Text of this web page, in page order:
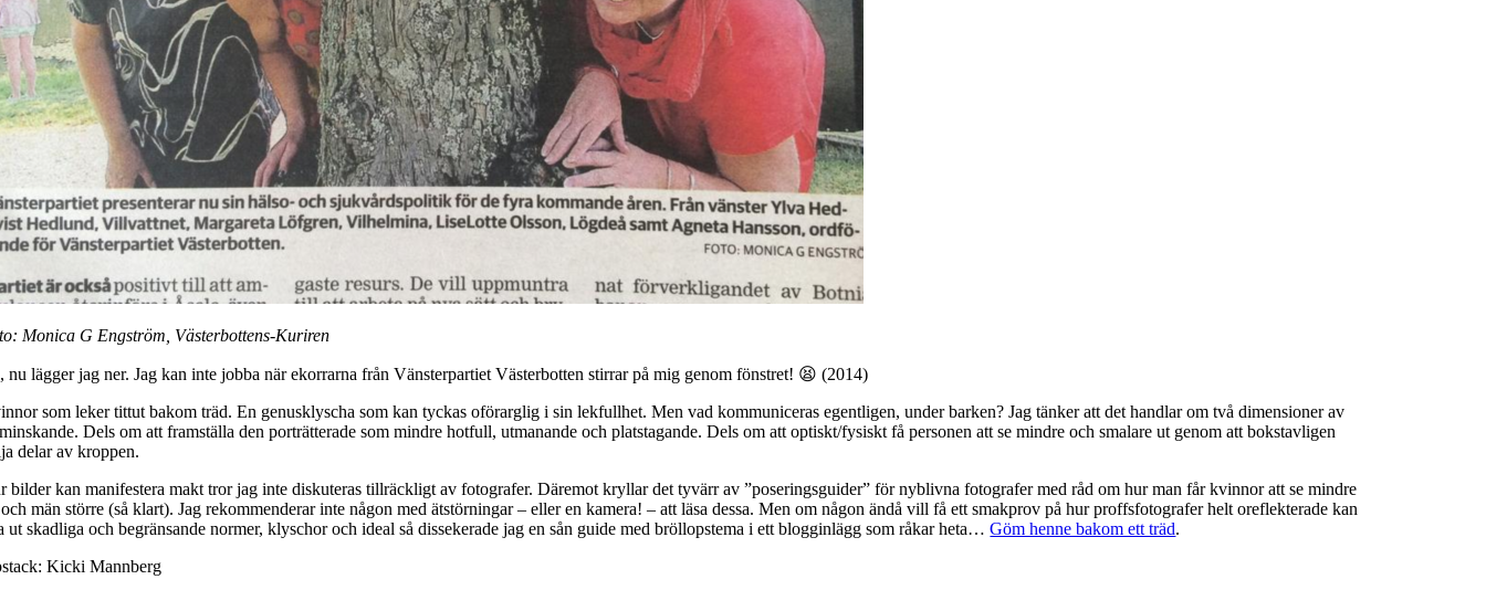
Monica G Engström, Västerbottens-Kuriren
nu lägger jag ner. Jag kan inte jobba när ekorrarna från Vänsterpartiet Västerbotten stirrar på mig genom fönstret! 😫 (2014)
som leker tittut bakom träd. En genusklyscha som kan tyckas oförarglig i sin lekfullhet. Men vad kommuniceras egentligen, under barken? Jag tänker att det handlar om två dimensioner av
Dels om att framställa den porträtterade som mindre hotfull, utmanande och platstagande. Dels om att optiskt/fysiskt få personen att se mindre och smalare ut genom att bokstavligen
delar av kroppen.
bilder kan manifestera makt tror jag inte diskuteras tillräckligt av fotografer. Däremot kryllar det tyvärr av ”poseringsguider” för nyblivna fotografer med råd om hur man får kvinnor att se mindre
män större (så klart). Jag rekommenderar inte någon med ätstörningar – eller en kamera! – att läsa dessa. Men om någon ändå vill få ett smakprov på hur proffsfotografer helt oreflekterade kan
ut skadliga och begränsande normer, klyschor och ideal så dissekerade jag en sån guide med bröllopstema i ett blogginlägg som råkar heta…Göm henne bakom ett träd.
Kicki Mannberg